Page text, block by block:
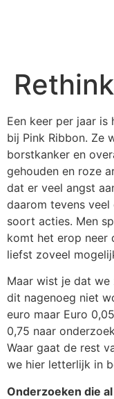
Een keer per jaar
bij Pink Ribbon. Ze
borstkanker en
gehouden en roze
dat er veel angst
daarom tevens
soort acties. Men
komt het erop neer
liefst zoveel
Maar wist je dat
dit nagenoeg niet
euro maar Euro
0,75 naar
Waar gaat de rest
we hier letterlijk in
Onderzoeken die